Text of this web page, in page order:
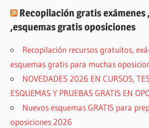
Recopilación gratis
,esquemas gratis oposiciones
Recopilación recursos gratuitos,
esquemas gratis para muchas
NOVEDADES 2026 EN CURSOS,
ESQUEMAS Y PRUEBAS GRATIS EN
Nuevos esquemas GRATIS para
oposiciones 2026